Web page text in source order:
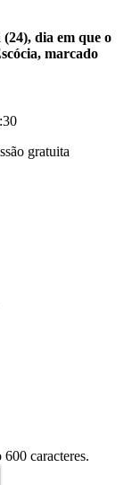
dia em que o
marcado
caracteres.